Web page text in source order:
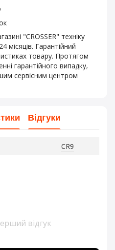
"CROSSER" техніку
місяців. Гарантійний
товару. Протягом
гарантійного випадку,
сервісним центром
Відгуки
CR9
відгук